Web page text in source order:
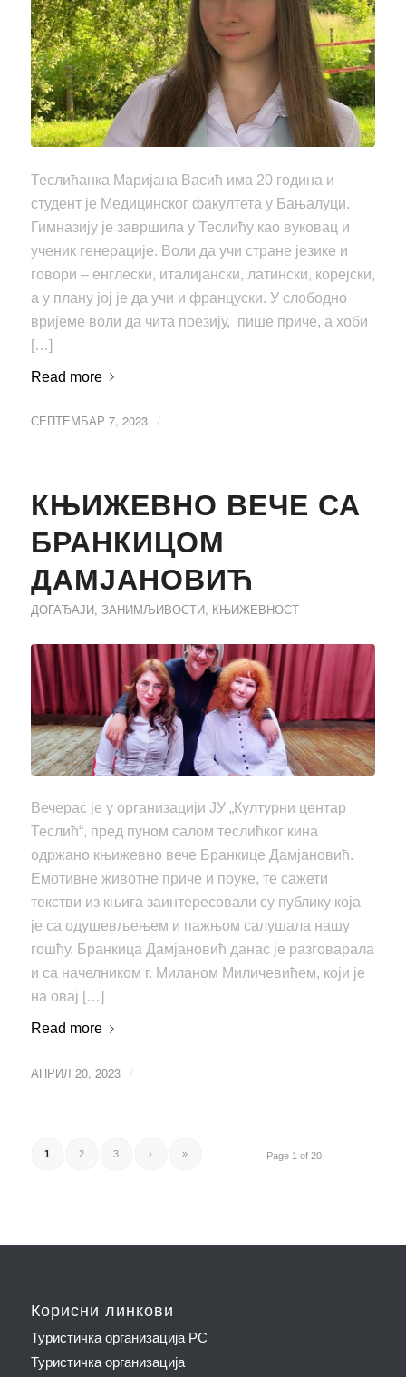
Теслићанка Маријана Васић има 20 година и
студент је Медицинског факултета у Бањалуци.
Гимназију је завршила у Теслићу као вуковац и
ученик генерације. Воли да учи стране језике и
говори – енглески, италијански, латински, корејски,
а у плану јој је да учи и француски. У слободно
вријеме воли да чита поезију, пише приче, а хоби
[…]
Read more
СЕПТЕМБАР 7, 2023 /
КЊИЖЕВНО ВЕЧЕ СА
БРАНКИЦОМ
ДАМЈАНОВИЋ
ДОГАЂАЈИ, ЗАНИМЉИВОСТИ, КЊИЖЕВНОСТ
Вечерас је у организацији ЈУ „Културни центар
Теслић“, пред пуном салом теслићког кина
одржано књижевно вече Бранкице Дамјановић.
Емотивне животне приче и поуке, те сажети
текстви из књига заинтересовали су публику која
је са одушевљењем и пажњом салушала нашу
гошћу. Бранкица Дамјановић данас је разговарала
и са начелником г. Миланом Миличевићем, који је
на овај […]
Read more
АПРИЛ 20, 2023 /
Page 1 of 20
1 2 3 › »
Корисни линкови
Туристичка организација РС
Туристичка организација